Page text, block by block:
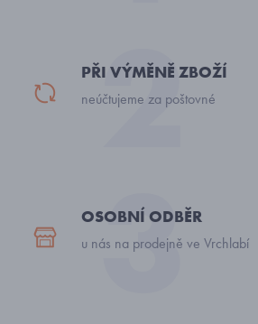
PŘI VÝMĚNĚ ZBOŽÍ
neúčtujeme za poštovné
OSOBNÍ ODBĚR
u nás na prodejně ve Vrchlabí